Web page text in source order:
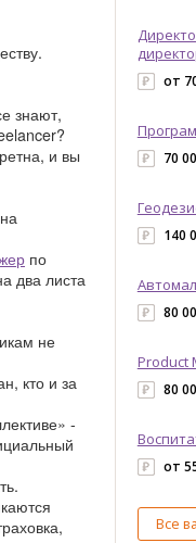
знают,
и вы
по
два листа
не
кто и за
-
от
70
140
80
Product
80
от
Все